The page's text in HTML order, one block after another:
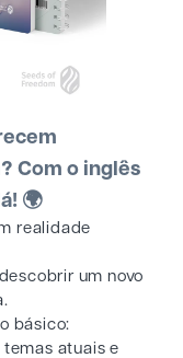
Com o inglês
🌍
realidade
um novo
básico:
temas atuais e